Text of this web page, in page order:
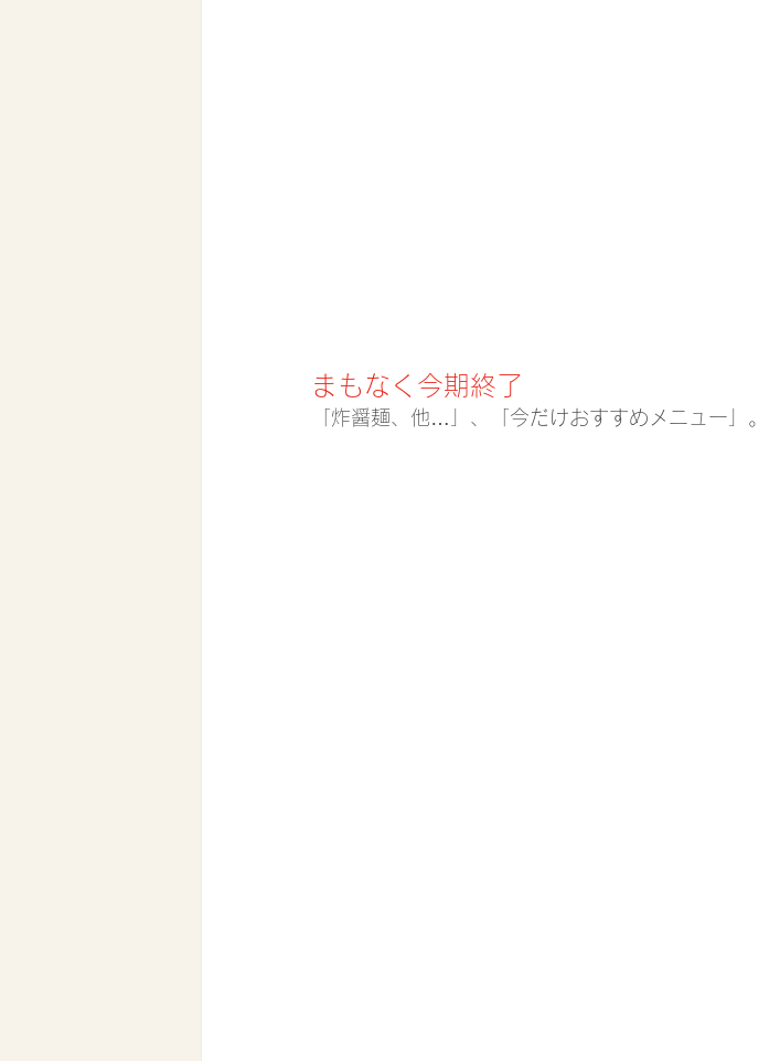
まもなく今期終了
「炸醤麺、他…」、「今だけおすすめメニュー」。